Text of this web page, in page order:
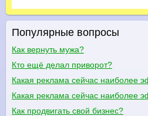
Популярные вопросы
Как вернуть мужа?
Кто ещё делал приворот?
Какая реклама сейчас наиболее
Какая реклама сейчас наиболее
Как продвигать свой бизнес?